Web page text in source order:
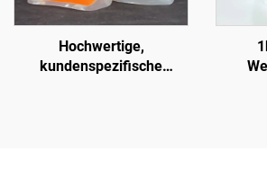
Hochwertige,
kundenspezifische